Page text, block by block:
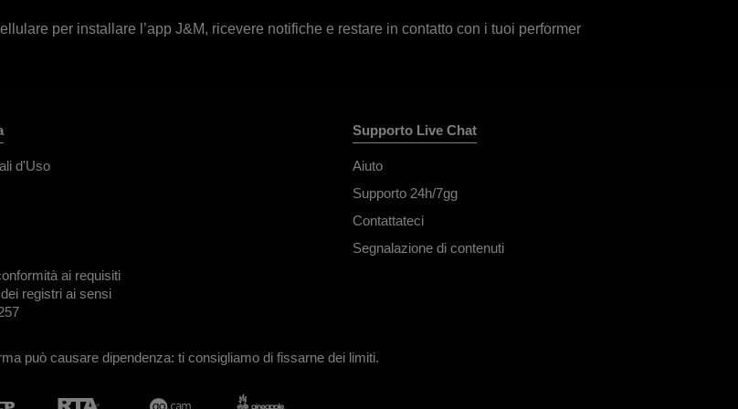
per installare l’app J&M, ricevere notifiche e restare in contatto con i tuoi performer
d'Uso
ai requisiti
registri ai sensi
Supporto Live Chat
Aiuto
Supporto 24h/7gg
Contattateci
Segnalazione di contenuti
può causare dipendenza: ti consigliamo di fissarne dei limiti.